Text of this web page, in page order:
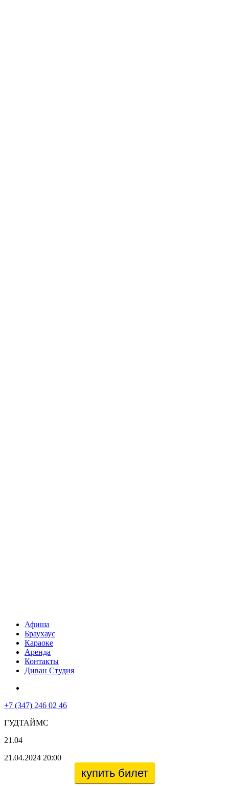
Афиша
Браухаус
Караоке
Аренда
Контакты
Диван Студия
+7 (347) 246 02 46
ГУДТАЙМС
21.04
21.04.2024 20:00
купить билет